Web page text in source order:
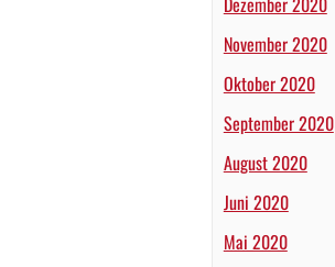
November 2020
Oktober 2020
September 2020
August 2020
Juni 2020
Mai 2020